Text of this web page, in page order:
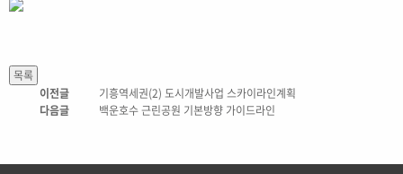
이전글
기흥역세권(2) 도시개발사업 스카이라인계획
다음글
백운호수 근린공원 기본방향 가이드라인